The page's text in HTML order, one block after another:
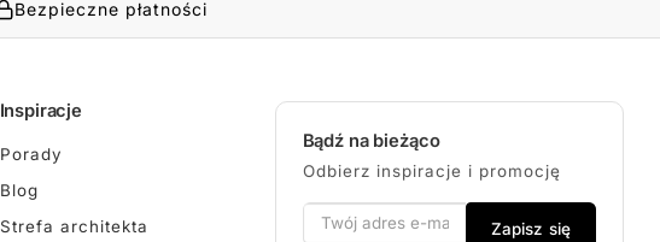
Bezpieczne płatności
Inspiracje
Porady
Blog
Strefa architekta
Bądź na bieżąco
Odbierz inspiracje i promocję
Zapisz się